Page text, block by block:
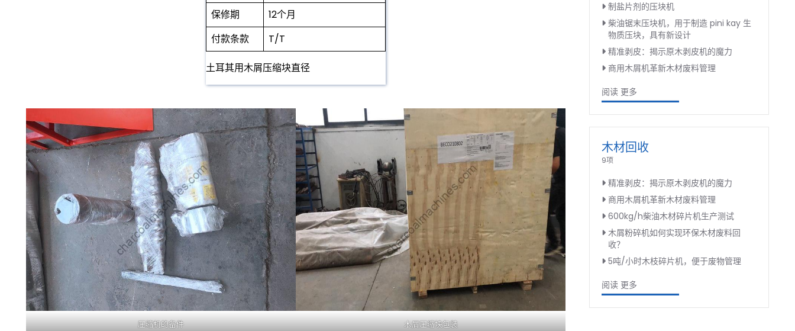
保修期
12个月
付款条款
T/T
土耳其用木屑压缩块直径
压缩机的备件 木屑压缩块包装
制盐片剂的压块机
柴油锯末压块机，用于制造 pini kay 生
物质压块，具有新设计
精准剥皮：揭示原木剥皮机的魔力
商用木屑机革新木材废料管理
阅读 更多
木材回收
9项
精准剥皮：揭示原木剥皮机的魔力
商用木屑机革新木材废料管理
600kg/h柴油木材碎片机生产测试
木屑粉碎机如何实现环保木材废料回
收？
5吨/小时木枝碎片机，便于废物管理
阅读 更多